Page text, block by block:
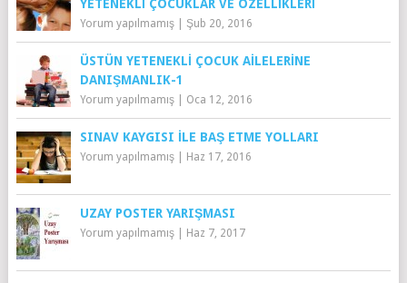
YETENEKLI ÇOCUKLAR VE ÖZELLIKLERI
Yorum yapılmamış| Şub 20, 2016
ÜSTÜN YETENEKLI ÇOCUK AILELERINE
DANIŞMANLIK-1
Yorum yapılmamış| Oca 12, 2016
SINAV KAYGISI İLE BAŞ ETME YOLLARI
Yorum yapılmamış| Haz 17, 2016
UZAY POSTER YARIŞMASI
Yorum yapılmamış| Haz 7, 2017